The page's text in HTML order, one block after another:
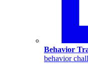
Behavior
behavior